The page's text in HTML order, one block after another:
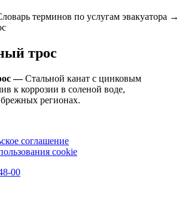
терминов по услугам эвакуатора →
трос
—Стальной канат с цинковым
к коррозии в соленой воде,
регионах.
соглашение
cookie
00